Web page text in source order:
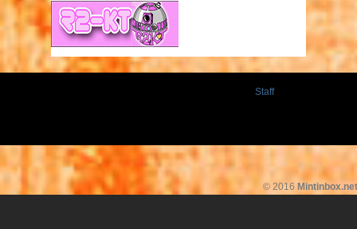
Staff
© 2016 Mintinbox.net